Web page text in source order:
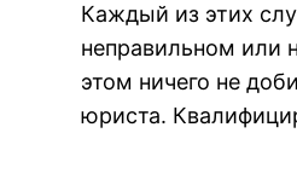
Каждый из этих
неправильном или
этом ничего не
юриста.